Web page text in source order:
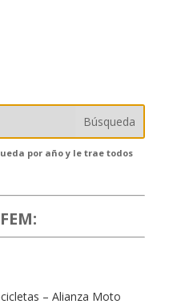
por año y le trae todos
– Alianza Moto